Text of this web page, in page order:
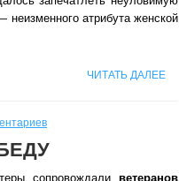
неизменного атрибута женской
ЧИТАТЬ ДАЛЕЕ
сопровождали ветеранов